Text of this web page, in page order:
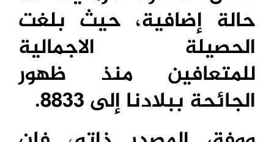
حالة إضافية، حيث بلغت
الحصيلة الاجمالية
للمتعافين منذ ظهور
الجائحة ببلادنا إلى 8833.